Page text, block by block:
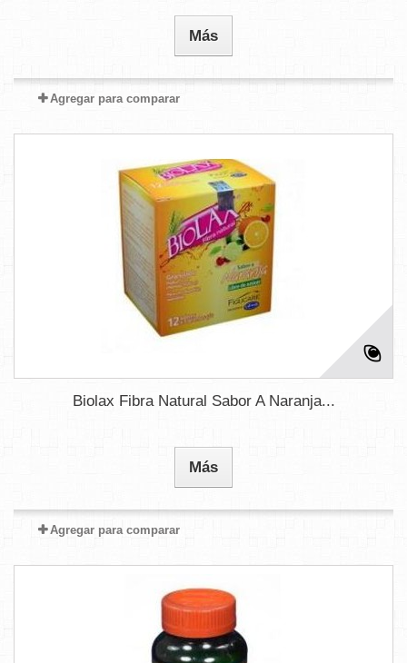
Más
Agregar para comparar
Biolax Fibra Natural Sabor A Naranja...
Más
Agregar para comparar